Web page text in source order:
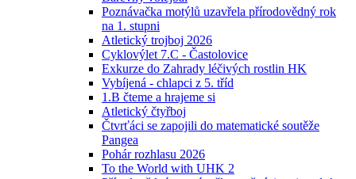
Poznávačka motýlů uzavřela přírodovědný rok
na 1. stupni
Atletický trojboj 2026
Cyklovýlet 7.C - Častolovice
Exkurze do Zahrady léčivých rostlin HK
Vybíjená - chlapci z 5. tříd
1.B čteme a hrajeme si
Atletický čtyřboj
Čtvrťáci se zapojili do matematické soutěže
Pangea
Pohár rozhlasu 2026
To the World with UHK 2